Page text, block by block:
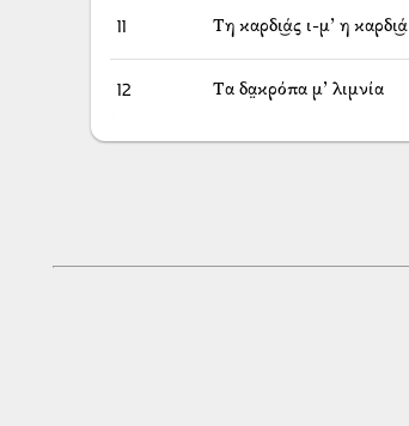
11 Τη καρδι͜άς ι-μ’ η καρδι͜ά
12 Τα δα̤κρόπα μ’ λιμνία